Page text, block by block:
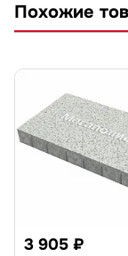
Похожие
3 905 ₽